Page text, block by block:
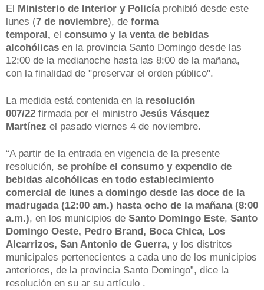
El Ministerio de Interior y Policíaprohibió desde este
lunes (7 de noviembre), de forma
temporal, el consumo y la venta de bebidas
alcohólicas en la provincia Santo Domingo desde las
12:00 de la medianoche hasta las 8:00 de la mañana,
con la finalidad de "preservar el orden público".
La medida está contenida en laresolución
007/22 firmada por el ministro Jesús Vásquez
Martínez el pasado viernes 4 de noviembre.
“A partir de la entrada en vigencia de la presente
resolución, se prohíbe el consumo y expendio de
bebidas alcohólicas en todo establecimiento
comercial de lunes a domingo desde las doce de la
madrugada (12:00 am.) hasta ocho de la mañana (8:00
a.m.), en los municipios de Santo Domingo Este, Santo
Domingo Oeste, Pedro Brand, Boca Chica, Los
Alcarrizos, San Antonio de Guerra, y los distritos
municipales pertenecientes a cada uno de los municipios
anteriores, de la provincia Santo Domingo”, dice la
resolución en su ar su artículo .